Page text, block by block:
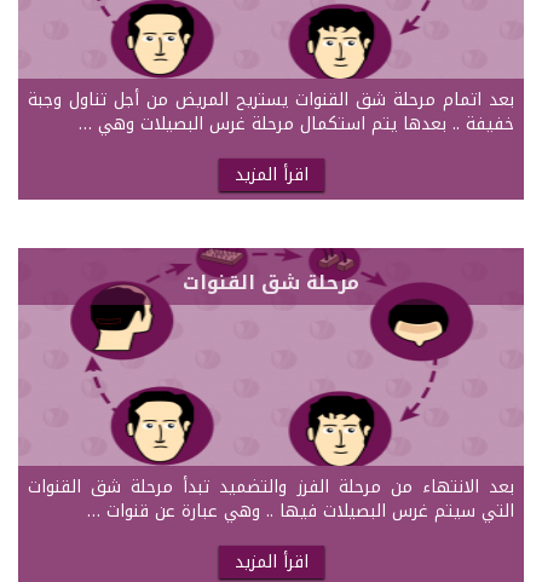
بعد اتمام مرحلة شق القنوات يستريح المريض من أجل تناول وجبة
خفيفة .. بعدها يتم استكمال مرحلة غرس البصيلات وهي …
اقرأ المزيد
مرحلة شق القنوات
بعد الانتهاء من مرحلة الفرز والتضميد تبدأ مرحلة شق القنوات
التي سيتم غرس البصيلات فيها .. وهي عبارة عن قنوات …
اقرأ المزيد